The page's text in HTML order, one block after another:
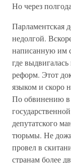
Но через
Парламентская
недолгой.
написанную им
где
реформ. Этот
языком и скоро
По обвинению в
депутатского
тюрьмы. Не
провел в
странам более